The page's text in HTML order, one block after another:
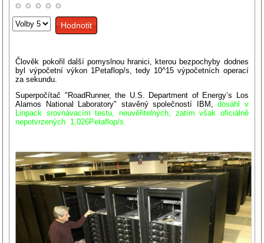
Hodnoťte
prosím
Člověk pokořil další pomyslnou hranici, kterou bezpochyby dodnes
byl výpočetní výkon 1Petaflop/s, tedy 10^15 výpočetních operací
za sekundu.
Superpočítač "RoadRunner, the U.S. Department of Energy’s Los
Alamos National Laboratory" stavěný společností IBM,dosáhl v
Linpack srovnávacím testu, neuvěřitelných, zatím však oficiálně
nepotvrzených 1,026Petaflop/s.